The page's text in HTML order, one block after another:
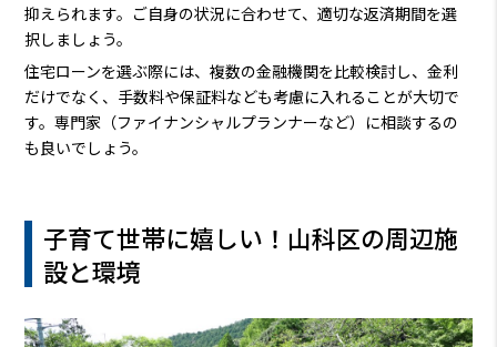
抑えられます。ご自身の状況に合わせて、適切な返済期間を選
択しましょう。
住宅ローンを選ぶ際には、複数の金融機関を比較検討し、金利
だけでなく、手数料や保証料なども考慮に入れることが大切で
す。専門家（ファイナンシャルプランナーなど）に相談するの
も良いでしょう。
子育て世帯に嬉しい！山科区の周辺施
設と環境